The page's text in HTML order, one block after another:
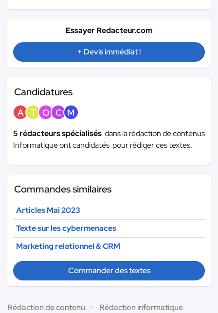
Essayer Redacteur.com
+ Devis immédiat !
Candidatures
A T O C M
5 rédacteurs spécialisés dans la rédaction de contenus
Informatique ont candidatés pour rédiger ces textes.
Commandes similaires
Articles Mai 2023
Texte sur les cybermenaces
Marketing relationnel & CRM
Commander des textes
Rédaction de contenu
Rédaction informatique